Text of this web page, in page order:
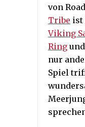
von
Tribe ist
Viking
Ring
nur
Spiel